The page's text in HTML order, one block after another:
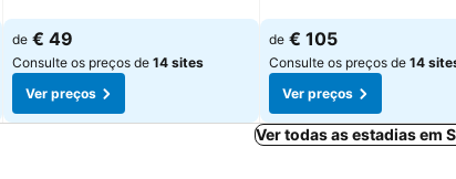
Ver preços
de € 49
Consulte os preços de 14 sites
Ver preços
Ver preços
de € 105
Consulte os preços de 14
Ver preços
Ver todas as estadias em